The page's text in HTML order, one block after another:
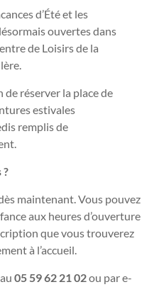
d’Été et les
ouvertes dans
de Loisirs de la
de réserver la place de
estivales
remplis de
?
maintenant. Vous pouvez
aux heures d’ouverture
que vous trouverez
à l’accueil.
au05 59 62 21 02ou par e-